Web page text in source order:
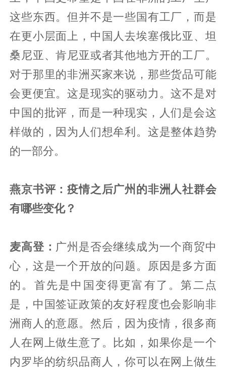
这些东西。但并不是一些国有工厂，而是
在更小层面上，中国人去埃塞俄比亚、坦
桑尼亚、肯尼亚或者其他地方开的工厂。
对于那里的非洲买家来说，那些货品可能
会更便宜。这是现实的驱动力。这不是对
中国的批评，而是一种现实，人们是会这
样做的，因为人们想牟利。这是整体趋势
的一部分。
燕京书评：疫情之后广州的非洲人社群会
有哪些变化？
麦高登： 广州是否会继续成为一个商贸中
心，这是一个开放的问题。原因是多方面
的。首先是中国变得更富有了。第二点
是，中国签证政策的友好程度也会影响非
洲商人的意愿。然后，因为疫情，很多商
人在网上做生意了。比如，如果你是一个
内罗毕的纺织品商人，你可以在网上做生